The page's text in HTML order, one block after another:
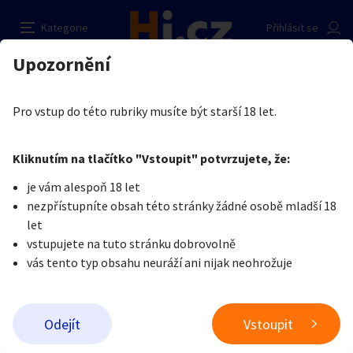
Kategorie
Přihlásit se
Auto-moto
Reality a bydlení Seznamka
Zvířata
Stroje a nářadí PC a elektro Sport a hobby
Sběratelství
Přidat inzerát
Erotika Dívky na erotické služby
Je nám líto, ale tenhle inzerát již není aktuální.
Přívýdělek
Kupující
Pošlete uživateli zprávu
Nahlásit inzerát
Upozornění
Pro vstup do této rubriky musíte být starší 18 let.
Kliknutím na tlačítko "Vstoupit" potvrzujete, že:
je vám alespoň 18 let
nezpřístupníte obsah této stránky žádné osobě mladší 18
let
vstupujete na tuto stránku dobrovolně
vás tento typ obsahu neuráží ani nijak neohrožuje
Odejít Vstoupit